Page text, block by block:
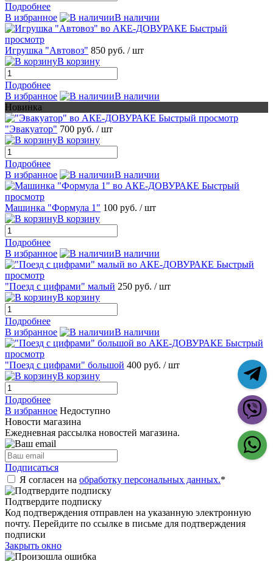
Подробнее
В избранное
В наличии
Быстрый
просмотр
Игрушка "Автовоз" 850 руб. / шт
В корзину
Подробнее
В избранное
В наличии
Новинка
Быстрый просмотр
"Эвакуатор" 700 руб. / шт
В корзину
Подробнее
В избранное
В наличии
Быстрый
просмотр
Машинка "Формула 1" 100 руб. / шт
В корзину
Подробнее
В избранное
В наличии
Быстрый
просмотр
"Поезд с цифрами" малый 250 руб. / шт
В корзину
Подробнее
В избранное
В наличии
Быстрый
просмотр
"Поезд с цифрами" большой 400 руб. / шт
В корзину
Подробнее
В избранное Недоступно
Новости магазина
Ежедневная рассылка новостей магазина.
Подписаться
Я согласен на обработку персональных данных.*
Подтвердите подписку
Код подтверждения отправлен на указанную электронную
почту. Перейдите по ссылке в письме для подтверждения
подписки
Закрыть окно